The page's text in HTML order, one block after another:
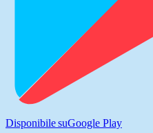
Disponibile suGoogle Play